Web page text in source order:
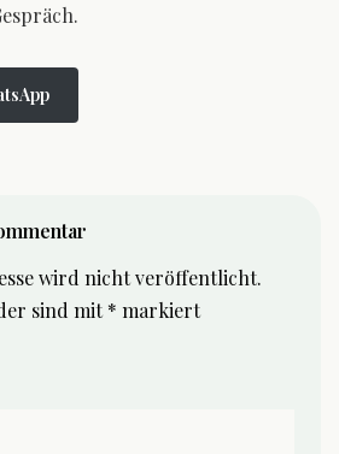
wird nicht veröffentlicht.
sind mit* markiert